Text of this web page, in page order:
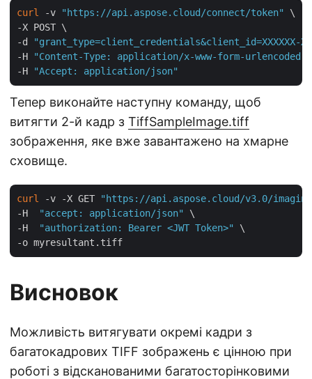
curl -v "https://api.aspose.cloud/connect/token"
\
-X POST \
-d
"grant_type=client_credentials&client_id=XXXXXX-
-H
"Content-Type: application/x-www-form-urlencoded"
-H
"Accept: application/json"
Тепер виконайте наступну команду, щоб
витягти 2-й кадр з TiffSampleImage.tiff
зображення, яке вже завантажено на хмарне
сховище.
curl -v -X GET
"https://api.aspose.cloud/v3.0/
-H
"accept: application/json"
\
-H
"authorization: Bearer <JWT Token>"
\
Висновок
Можливість витягувати окремі кадри з
багатокадрових TIFF зображень є цінною при
роботі з відсканованими багатосторінковими